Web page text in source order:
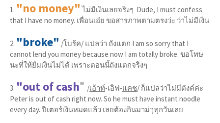
1. "no money" ไม่มีเงินเลยจริงๆ Dude, I must confess
that I have no money. เพื่อนเอ๋ย ขอสารภาพตามตรงว่ะ ว่าไม่มีเงิน
2. "broke" /โบร้ค/ แปลว่า ถังแตก I am so sorry that I
cannot lend you money because now I am totally broke. ขอโทษ
นะที่ให้ยืมเงินไม่ได้ เพราะตอนนี้ถังแตกจริงๆ
3. "out of cash" /เอ้าท์-เอิฟ-แคช/ ก็แปลว่าไม่มีตังค์ค่ะ
Peter is out of cash right now. So he must have instant noodle
every day. ปีเตอร์เงินหมดแล้ว เลยต้องกินมาม่าุทุกวันเลย